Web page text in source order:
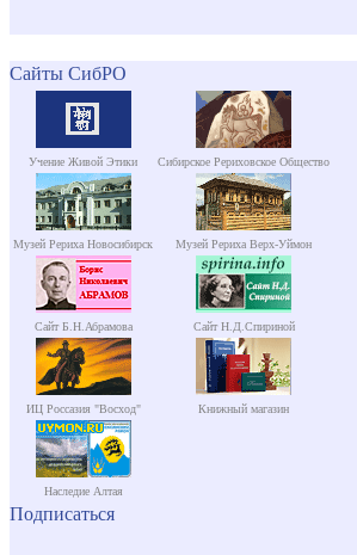
Сайты СибРО
Учение Живой Этики Сибирское Рериховское Общество
Музей Рериха Новосибирск Музей Рериха Верх-Уймон
Сайт Б.Н.Абрамова Сайт Н.Д.Спириной
ИЦ Россазия "Восход" Книжный магазин
Наследие Алтая
Подписаться